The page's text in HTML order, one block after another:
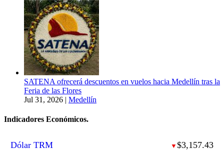
SATENA ofrecerá descuentos en vuelos hacia Medellín tras la
Feria de las Flores
Jul 31, 2026 | Medellín
Indicadores Económicos.
Dólar TRM ▼ $3,157.43